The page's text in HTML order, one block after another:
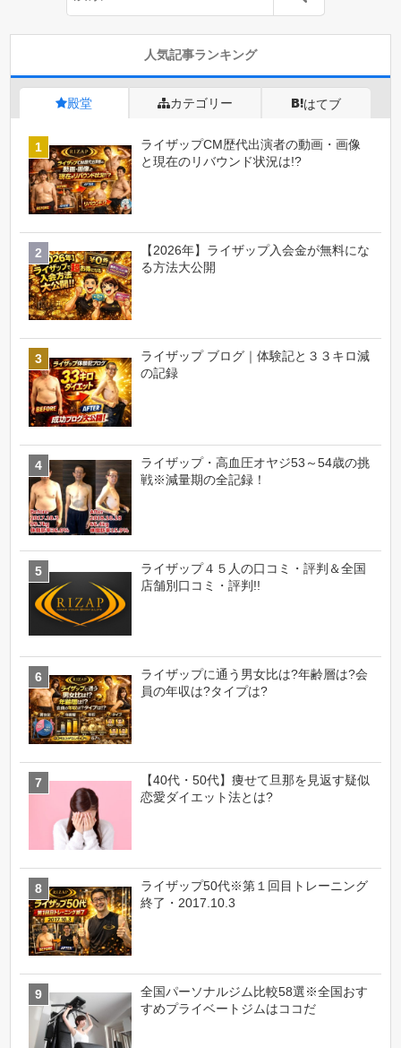
人気記事ランキング
殿堂 カテゴリー はてブ
ライザップCM歴代出演者の動画・画像
と現在のリバウンド状況は!?
【2026年】ライザップ入会金が無料にな
る方法大公開
ライザップ ブログ｜体験記と３３キロ減
の記録
ライザップ・高血圧オヤジ53～54歳の挑
戦※減量期の全記録！
ライザップ４５人の口コミ・評判＆全国
店舗別口コミ・評判!!
ライザップに通う男女比は?年齢層は?会
員の年収は?タイプは?
【40代・50代】痩せて旦那を見返す疑似
恋愛ダイエット法とは?
ライザップ50代※第１回目トレーニング
終了・2017.10.3
全国パーソナルジム比較58選※全国おす
すめプライベートジムはココだ